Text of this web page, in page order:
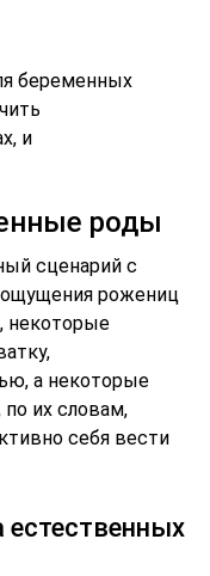
беременных
и
роды
сценарий с
ощущения рожениц
некоторые
а некоторые
по их словам,
себя вести
естественных